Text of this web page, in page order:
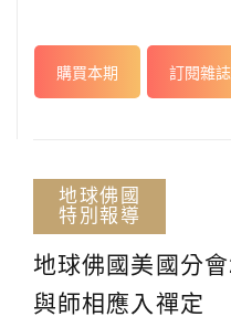
購買本期 訂閱雜誌
地球佛國
特別報導
地球佛國美國分
與師相應入禪定